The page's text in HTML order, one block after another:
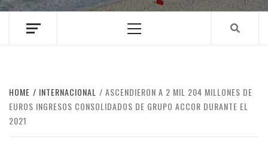
Menu
HOME INTERNACIONAL
ASCENDIERON A 2 MIL 204 MILLONES DE
EUROS INGRESOS CONSOLIDADOS DE GRUPO ACCOR DURANTE EL
2021